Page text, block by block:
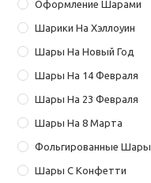
Оформление Шарами
Шарики На Хэллоуин
Шары На Новый Год
Шары На 14 Февраля
Шары На 23 Февраля
Шары На 8 Марта
Фольгированные Шары
Шары С Конфетти